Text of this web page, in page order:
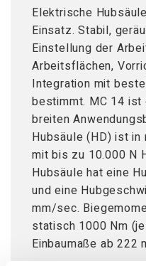
Elektrische
Einsatz. Stabil,
Einstellung der
Arbeitsflächen,
Integration mit
bestimmt. MC 14 ist
breiten
Hubsäule (HD) ist in
mit bis zu 10.000 N
Hubsäule hat eine
und eine
mm/sec.
statisch 1000 Nm
Einbaumaße ab 222